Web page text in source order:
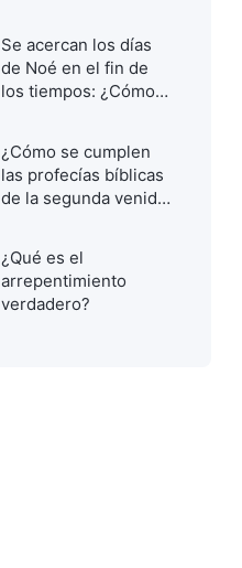
al Señor
Se acercan los días
de Noé en el fin de
los tiempos: ¿Cómo
¿Cómo se cumplen
las profecías bíblicas
de la segunda venida
¿Qué es el
arrepentimiento
verdadero?